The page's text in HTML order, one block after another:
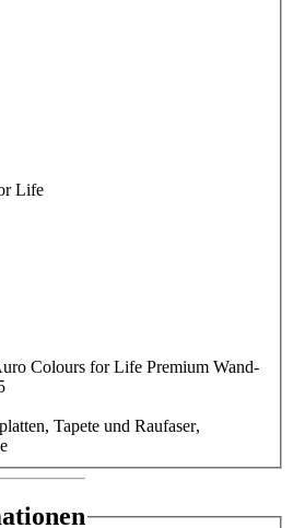
Life
Colours for Life Premium Wand-
, Tapete und Raufaser,